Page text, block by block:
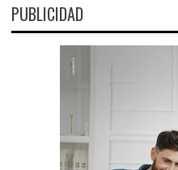
PUBLICIDAD